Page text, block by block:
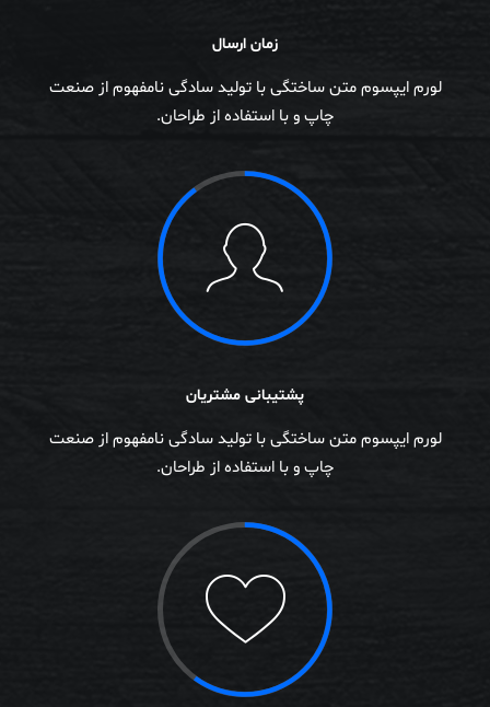
زمان ارسال
لورم ایپسوم متن ساختگی با تولید سادگی نامفهوم از صنعت
چاپ و با استفاده از طراحان.
پشتیبانی مشتریان
لورم ایپسوم متن ساختگی با تولید سادگی نامفهوم از صنعت
چاپ و با استفاده از طراحان.